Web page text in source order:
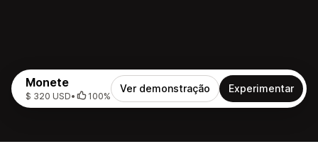
Monete
$ 320 USD• 100%
Ver demonstração Experimentar